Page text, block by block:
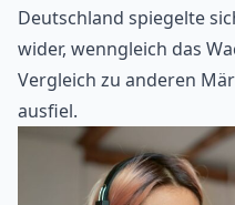
Deutschland spiegelte
wider, wenngleich das
Vergleich zu anderen
ausfiel.